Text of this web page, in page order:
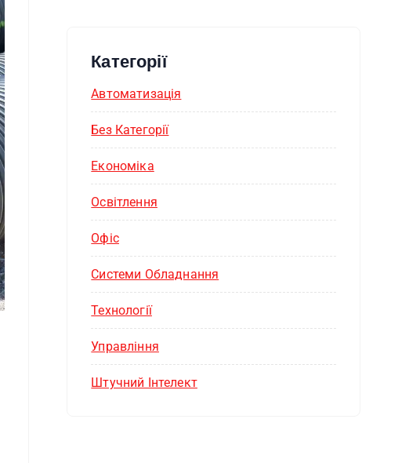
Категорії
Автоматизація
Без Категорії
Економіка
Освітлення
Офіс
Системи Обладнання
Технології
Управління
Штучний Інтелект